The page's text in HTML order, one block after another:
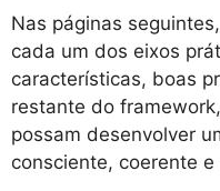
Nas páginas
cada um dos eixos
características, boas
restante do
possam desenvolver
consciente, coerente